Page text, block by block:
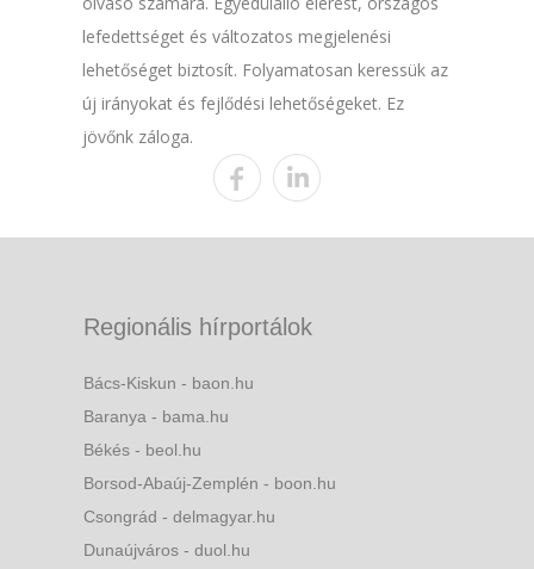
lefedettséget és változatos megjelenési
lehetőséget biztosít. Folyamatosan keressük az
új irányokat és fejlődési lehetőségeket. Ez
jövőnk záloga.
Regionális hírportálok
Bács-Kiskun - baon.hu
Baranya - bama.hu
Békés - beol.hu
Borsod-Abaúj-Zemplén - boon.hu
Csongrád - delmagyar.hu
Dunaújváros - duol.hu